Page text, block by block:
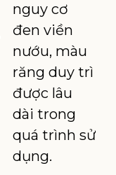
nguy cơ
đen viền
nướu, màu
răng duy trì
được lâu
dài trong
quá trình sử
dụng.